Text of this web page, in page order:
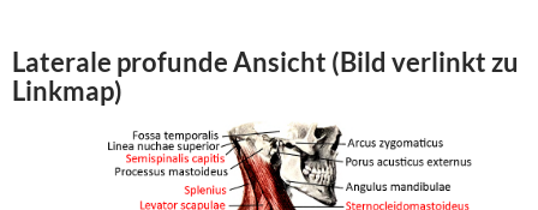
Laterale profunde Ansicht (Bild verlinkt zu
Linkmap)